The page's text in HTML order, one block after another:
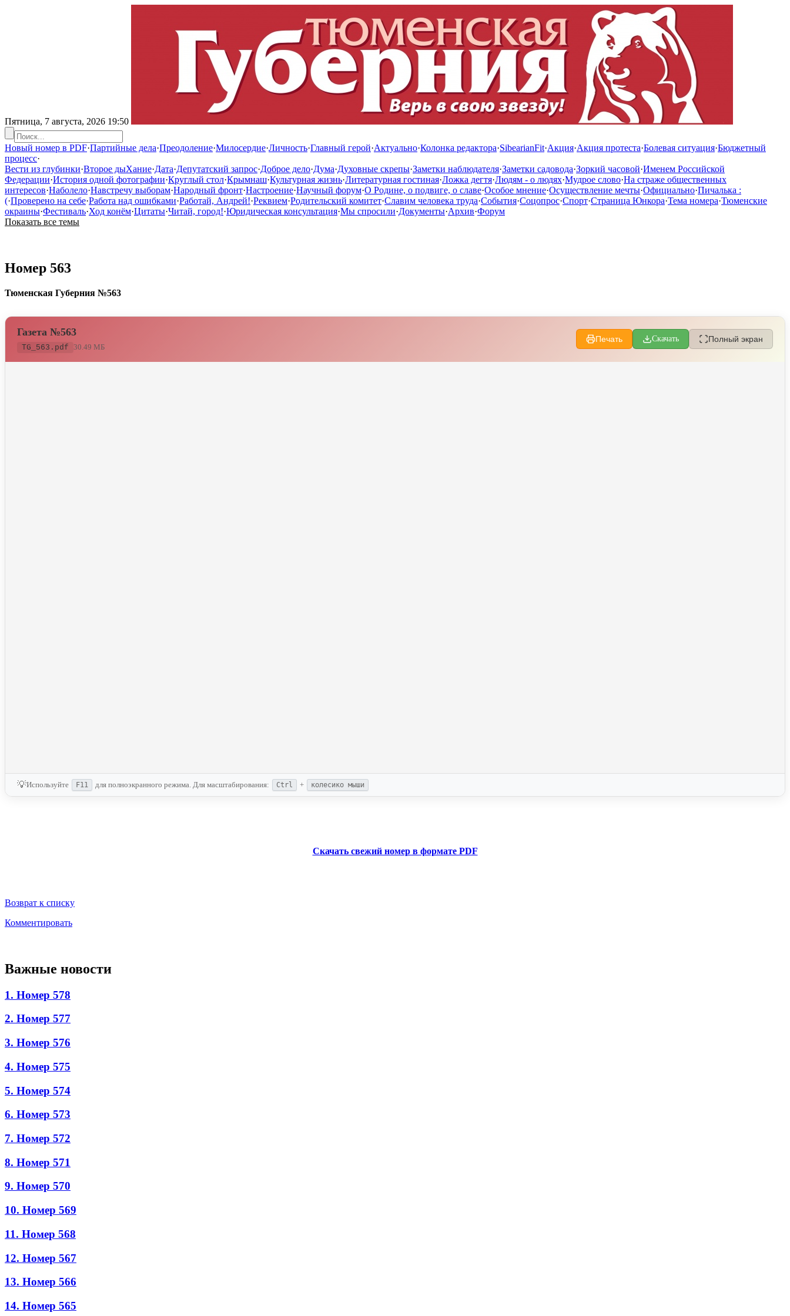
Пятница, 7 августа, 2026 19:50
Новый номер в PDF·Партийные дела·Преодоление·Милосердие·Личность·Главный герой·Актуально·Колонка редактора·SibearianFit·Акция·Акция протеста·Болевая ситуация·Бюджетный
процесс·
Вести из глубинки·Второе дыХание·Дата·Депутатский запрос·Доброе дело·Дума·Духовные скрепы·Заметки наблюдателя·Заметки садовода·Зоркий часовой·Именем Российской
Федерации·История одной фотографии·Круглый стол·Крымнаш·Культурная жизнь·Литературная гостиная·Ложка дегтя·Людям - о людях·Мудрое слово·На страже общественных
интересов·Наболело·Навстречу выборам·Народный фронт·Настроение·Научный форум·О Родине, о подвиге, о славе·Особое мнение·Осуществление мечты·Официально·Пичалька :
(·Проверено на себе·Работа над ошибками·Работай, Андрей!·Реквием·Родительский комитет·Славим человека труда·События·Соцопрос·Спорт·Страница Юнкора·Тема номера·Тюменские
окраины·Фестиваль·Ход конём·Цитаты·Читай, город!·Юридическая консультация·Мы спросили·Документы·Архив·Форум
Показать все темы
Номер 563
Тюменская Губерния №563
Газета №563
TG_563.pdf 30.49 МБ
Печать Скачать Полный экран
💡Используйте F11 для полноэкранного режима. Для масштабирования: Ctrl + колесико мыши
Скачать свежий номер в формате PDF
Возврат к списку
Комментировать
Важные новости
1. Номер 578
2. Номер 577
3. Номер 576
4. Номер 575
5. Номер 574
6. Номер 573
7. Номер 572
8. Номер 571
9. Номер 570
10. Номер 569
11. Номер 568
12. Номер 567
13. Номер 566
14. Номер 565